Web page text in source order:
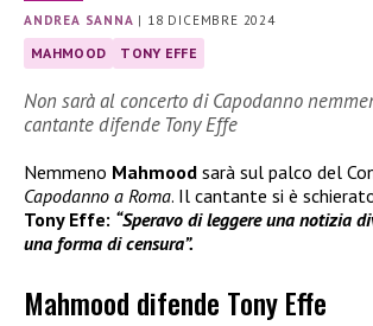
ANDREA SANNA | 18 DICEMBRE 2024
MAHMOOD TONY EFFE
Non sarà al concerto di Capodanno
cantante difende Tony Effe
Nemmeno Mahmood sarà sul palco del
Capodanno a Roma. Il cantante si è
Tony Effe: “Speravo di leggere una notizia
una forma di censura”.
Mahmood difende Tony Effe